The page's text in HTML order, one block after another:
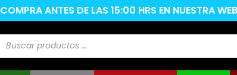
COMPRA ANTES DE LAS 15:00 HRS EN NUESTRA